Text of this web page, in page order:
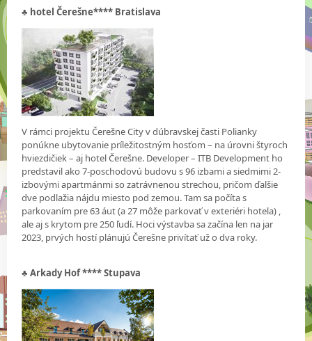
♣ hotel Čerešne**** Bratislava
V rámci projektu Čerešne City v dúbravskej časti Polianky
ponúkne ubytovanie príležitostným hosťom – na úrovni štyroch
hviezdičiek – aj hotel Čerešne. Developer – ITB Development ho
predstavil ako 7-poschodovú budovu s 96 izbami a siedmimi 2-
izbovými apartmánmi so zatrávnenou strechou, pričom ďalšie
dve podlažia nájdu miesto pod zemou. Tam sa počíta s
parkovaním pre 63 áut (a 27 môže parkovať v exteriéri hotela) ,
ale aj s krytom pre 250 ľudí. Hoci výstavba sa začína len na jar
2023, prvých hostí plánujú Čerešne privítať už o dva roky.
♣Arkady Hof **** Stupava